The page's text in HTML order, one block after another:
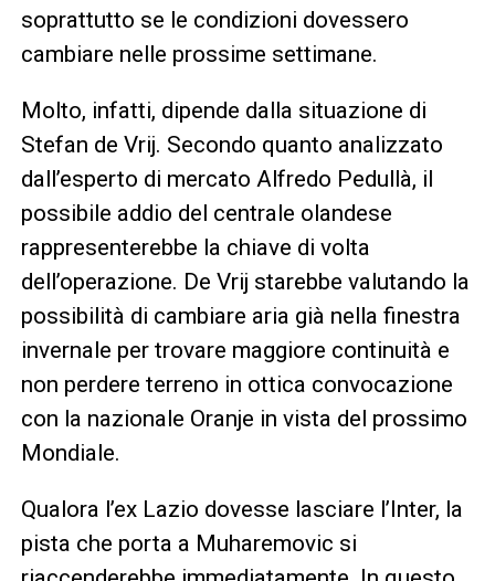
soprattutto se le condizioni dovessero
cambiare nelle prossime settimane.
Molto, infatti, dipende dalla situazione di
Stefan de Vrij. Secondo quanto analizzato
dall’esperto di mercato Alfredo Pedullà, il
possibile addio del centrale olandese
rappresenterebbe la chiave di volta
dell’operazione. De Vrij starebbe valutando la
possibilità di cambiare aria già nella finestra
invernale per trovare maggiore continuità e
non perdere terreno in ottica convocazione
con la nazionale Oranje in vista del prossimo
Mondiale.
Qualora l’ex Lazio dovesse lasciare l’Inter, la
pista che porta a Muharemovic si